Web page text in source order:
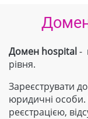
Домен hospital -
рівня.
Зареєструвати
юридичні особи.
реєстрацією,